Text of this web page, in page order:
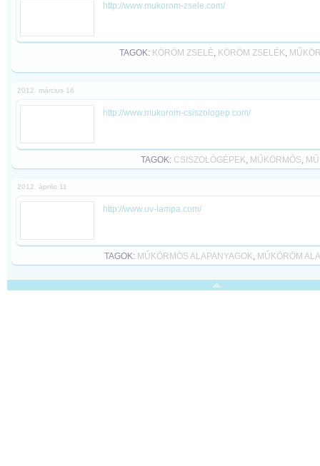
http://www.mukorom-zsele.com/
TAGOK: KÖRÖM ZSELÉ, KÖRÖM ZSELÉK,
2012. március 16
http://www.mukorom-csiszologep.com/
TAGOK: CSISZOLÓGÉPEK, MŰKÖRMÖS,
2012. április 11
http://www.uv-lampa.com/
TAGOK: MŰKÖRMÖS ALAPANYAGOK, MŰKÖRÖM